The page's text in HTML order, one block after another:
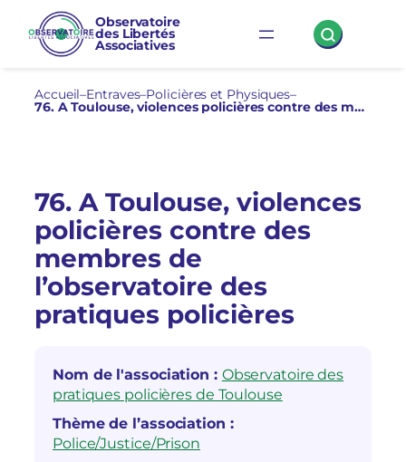
contenu
Observatoire
des Libertés
Associatives
Accueil–Entraves–Policières et Physiques–
76. A Toulouse, violences policières contre des membres de l’observatoire des pratiques policières
76. A Toulouse, violences
policières contre des
membres de
l’observatoire des
pratiques policières
Nom de l'association : Observatoire des
pratiques policières de Toulouse
Thème de l’association :
Police/Justice/Prison